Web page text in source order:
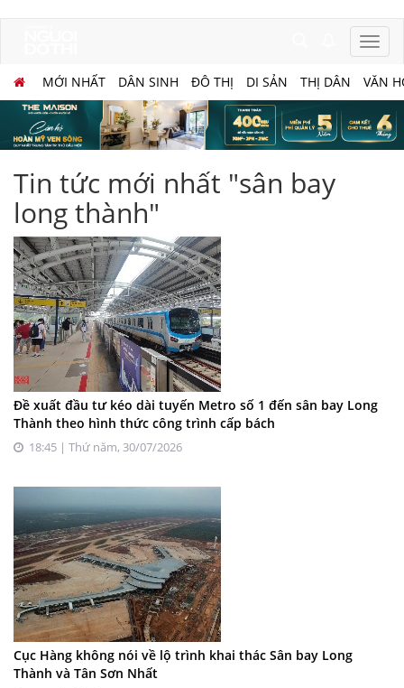
MỚI NHẤT DÂN SINH ĐÔ THỊ DI SẢN THỊ DÂN VĂN
Tin tức mới nhất "sân bay
long thành"
Đề xuất đầu tư kéo dài tuyến Metro số 1 đến sân bay Long
Thành theo hình thức công trình cấp bách
18:45 | Thứ năm, 30/07/2026
Cục Hàng không nói về lộ trình khai thác Sân bay Long
Thành và Tân Sơn Nhất